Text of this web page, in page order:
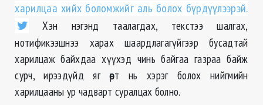
харилцаа хийх боломжийг аль болох бүрдүүлээрэй.
Хэн нэгэнд таалагдах, текстээ шалгах,
нотификээшнээ харах шаардлагагүйгээр бусадтай
харилцаж байхдаа хүүхэд чинь байгаа газраа байж
сурч, ирээдүйд яг өөрт нь хэрэг болох нийгмийн
харилцааны ур чадварт суралцах болно.